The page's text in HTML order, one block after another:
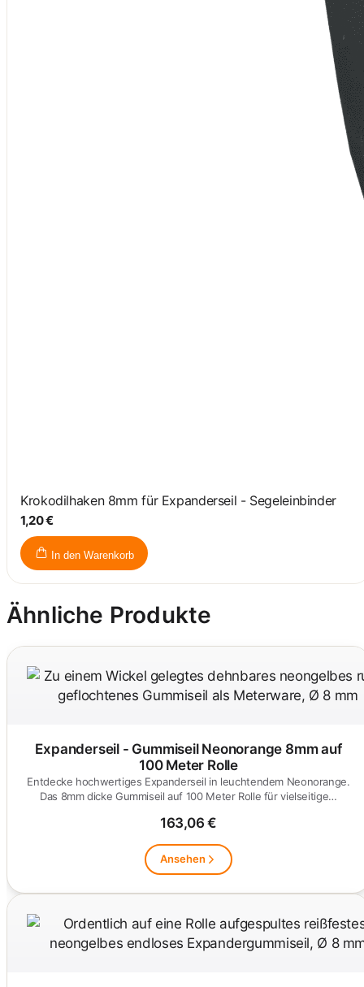
Krokodilhaken 8mm für Expanderseil - Segeleinbinder
1,20 €
In den Warenkorb
Ähnliche Produkte
Expanderseil - Gummiseil Neonorange 8mm auf
100 Meter Rolle
Entdecke hochwertiges Expanderseil in leuchtendem Neonorange.
Das 8mm dicke Gummiseil auf 100 Meter Rolle für vielseitige…
163,06 €
Ansehen